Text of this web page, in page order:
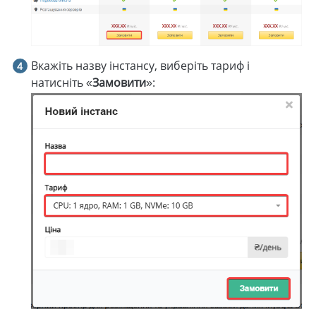
Вкажіть назву інстансу, виберіть тариф і
натисніть «Замовити»: